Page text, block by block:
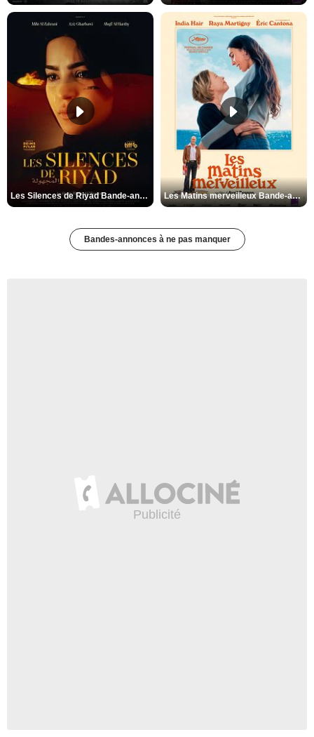
Les Silences de Riyad Bande-annonce VO STFR Les Matins merveilleux Bande-annonce VF
Bandes-annonces à ne pas manquer